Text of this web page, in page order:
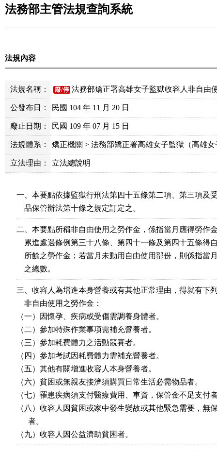
法務部主管法規查詢系統
法規內容
法規名稱： 廢/停 法務部矯正署高雄女子監獄收容人非自由
公發布日： 民國 104 年 11 月 20 日
廢止日期： 民國 109 年 07 月 15 日
法規體系： 矯正機關 > 法務部矯正署高雄女子監獄（高雄
立法理由： 立法總說明
一、本要點依據監獄行刑法第四十五條第二項、第三項及
    品保管辦法第十條之規定訂定之。
二、本要點所稱非自由使用之勞作金，係指當月應得勞作
累進處遇條例第三十八條、第四十一條及第四十五條得
所餘之勞作金；若當月未動用自由使用部份，則係指當
    之總數。
三、收容人為增進本身營養或有其他正常理由，得就有下
    非自由使用之勞作金：
（一）因懷孕、疾病或受傷需調養身體者。
（二）參加特殊作業事項需補充營養者。
（三）參加耗費體力之活動競賽者。
（四）參加考試因耗費體力需補充營養者。
（五）其他有關增進收容人本身營養者。
（六）貧困或無親友接濟須購買日常生活必需物品者。
（七）罹患疾病須支付醫療費用、車資，保管金不足支付
（八）收容人因貧困或家中發生變故或其他緊急需要，無
      者。
（九）收容人因公益濟助貧困者。